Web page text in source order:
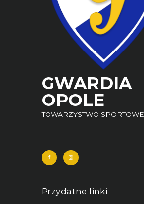
GWARDIA
OPOLE
TOWARZYSTWO SPORTOWE
Przydatne linki